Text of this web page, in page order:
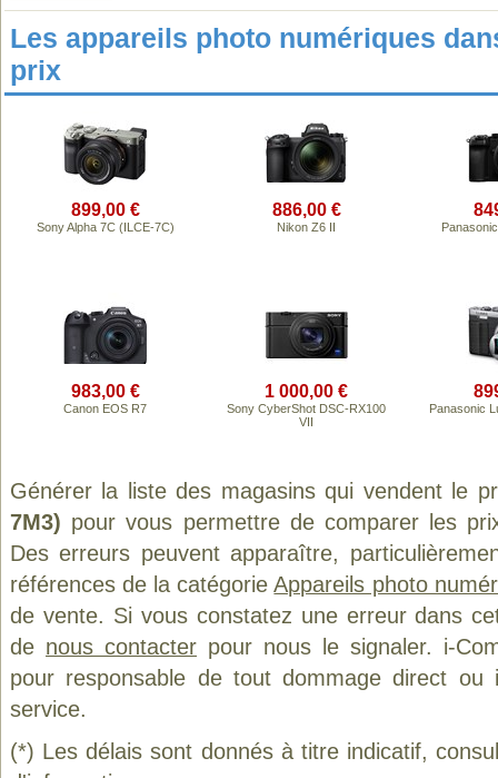
Les appareils photo numériques
prix
899,00 €
Sony Alpha 7C (ILCE-7C)
886,00 €
Nikon Z6 II
983,00 €
Canon EOS R7
1 000,00 €
Sony CyberShot DSC-RX100
VII
Panasonic
Générer la liste des magasins qui vendent le
7M3) pour vous permettre de comparer les
Des erreurs peuvent apparaître,
références de la catégorieAppareils photo
de vente. Si vous constatez une erreur dans
de nous contacter pour nous le signaler. i-
pour responsable de tout dommage direct
service.
(*) Les délais sont donnés à titre indicatif,